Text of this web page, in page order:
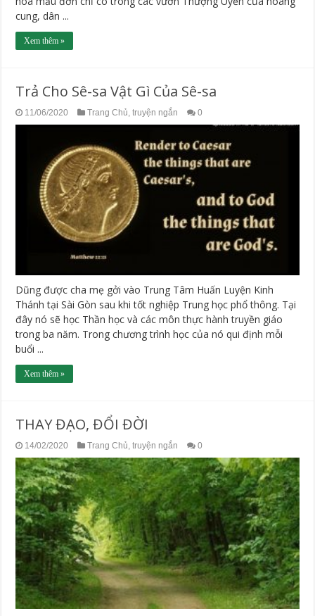
cung, dân ...
Xem thêm »
Trả Cho Sê-sa Vật Gì Của Sê-sa
11/06/2020 Trang Chủ ,truyện ngắn 0
Dũng được cha mẹ gởi vào Trung Tâm Huấn Luyện Kinh
Thánh tại Sài Gòn sau khi tốt nghiệp Trung học phổ thông. Tại
đây nó sẽ học Thần học và các môn thực hành truyền giáo
trong ba năm. Trong chương trình học của nó qui định mỗi
buổi ...
Xem thêm »
THAY ĐẠO, ĐỔI ĐỜI
14/02/2020 Trang Chủ,truyện ngắn 0